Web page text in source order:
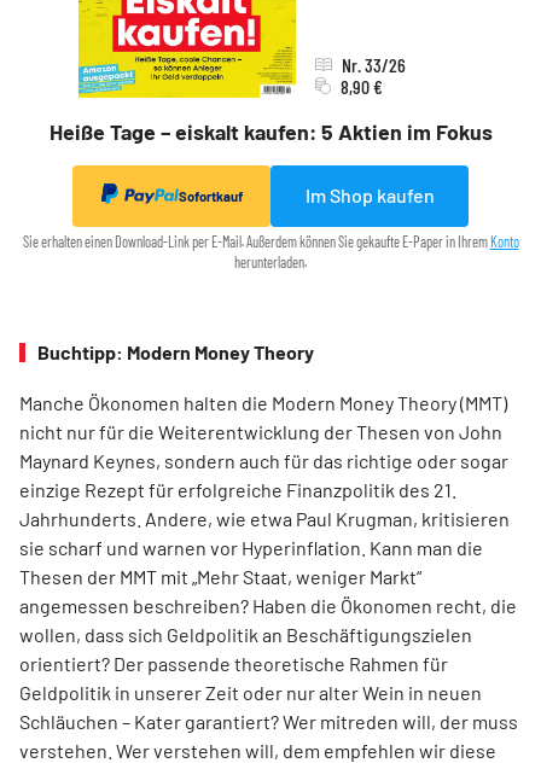
Heiße Tage – eiskalt kaufen: 5 Aktien im Fokus
Nr. 33/26
8,90 €
Sofortkauf Im Shop kaufen
Sie erhalten einen Download-Link per E-Mail. Außerdem können Sie gekaufte E-Paper in IhremKonto
herunterladen.
Buchtipp: Modern Money Theory
Manche Ökonomen halten die Modern Money Theory (MMT)
nicht nur für die Weiterentwicklung der Thesen von John
Maynard Keynes, sondern auch für das richtige oder sogar
einzige Rezept für erfolgreiche Finanzpolitik des 21.
Jahrhunderts. Andere, wie etwa Paul Krugman, kritisieren
sie scharf und warnen vor Hyperinflation. Kann man die
Thesen der MMT mit „Mehr Staat, weniger Markt“
angemessen beschreiben? Haben die Ökonomen recht, die
wollen, dass sich Geldpolitik an Beschäftigungszielen
orientiert? Der passende theoretische Rahmen für
Geldpolitik in unserer Zeit oder nur alter Wein in neuen
Schläuchen – Kater garantiert? Wer mitreden will, der muss
verstehen. Wer verstehen will, dem empfehlen wir diese